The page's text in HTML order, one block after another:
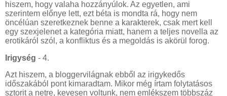
hiszem, hogy valaha hozzányúlok. Az egyetlen, ami
szerintem előnye lett, ezt béta is mondta rá, hogy nem
öncélúan szeretkeznek benne a karakterek, csak mert kell
egy szexjelenet a kategória miatt, hanem a teljes novella az
erotikáról szól, a konfliktus és a megoldás is akörül forog.
Irigység - 4.
Azt hiszem, a bloggervilágnak ebből az irigykedős
időszakából pont kimaradtam. Mikor még írtam folytatásos
sztorit a netre, kevesen voltunk, nem emlékszem többszáz